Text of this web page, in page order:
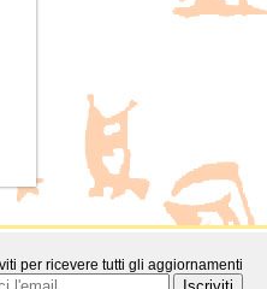
per ricevere tutti gli aggiornamenti